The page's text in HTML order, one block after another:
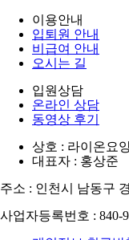
이용안내
입퇴원 안내
비급여 안내
오시는 길
입원상담
온라인 상담
동영상 후기
상호 : 라이온요
대표자 : 홍상준
주소 : 인천시 남동구
사업자등록번호 : 840-